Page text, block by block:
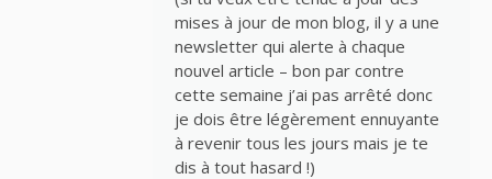
mises à jour de mon blog, il y a une
newsletter qui alerte à chaque
nouvel article – bon par contre
cette semaine j’ai pas arrêté donc
je dois être légèrement ennuyante
à revenir tous les jours mais je te
dis à tout hasard !)